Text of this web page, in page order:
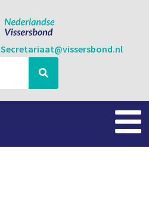
Secretariaat@vissersbond.nl